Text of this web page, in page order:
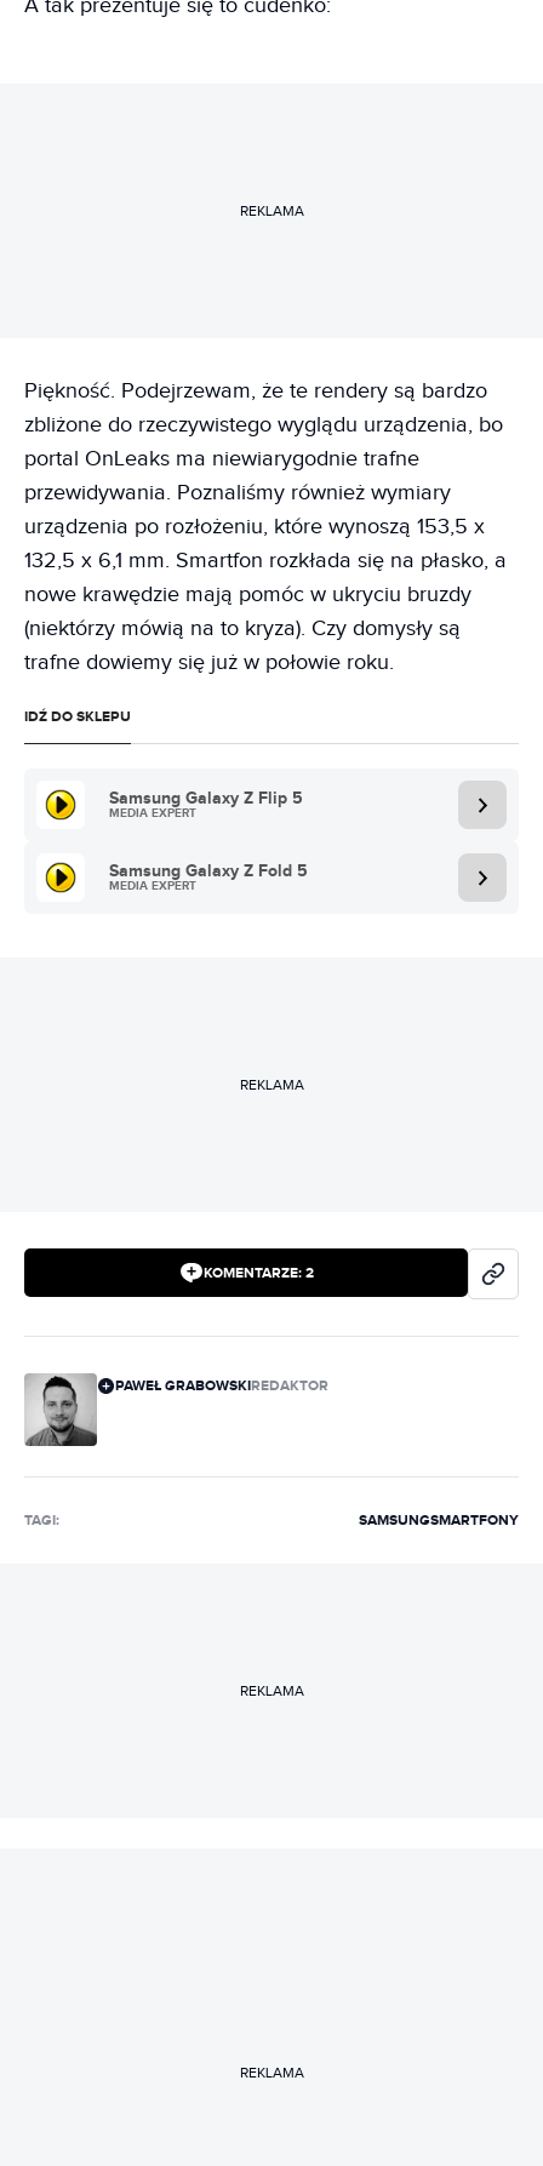
A tak prezentuje się to cudeńko:
REKLAMA
Piękność. Podejrzewam, że te rendery są bardzo
zbliżone do rzeczywistego wyglądu urządzenia, bo
portal OnLeaks ma niewiarygodnie trafne
przewidywania. Poznaliśmy również wymiary
urządzenia po rozłożeniu, które wynoszą 153,5 x
132,5 x 6,1 mm. Smartfon rozkłada się na płasko, a
nowe krawędzie mają pomóc w ukryciu bruzdy
(niektórzy mówią na to kryza). Czy domysły są
trafne dowiemy się już w połowie roku.
IDŹ DO SKLEPU
Samsung Galaxy Z Flip 5
MEDIA EXPERT
Samsung Galaxy Z Fold 5
MEDIA EXPERT
REKLAMA
KOMENTARZE: 2
PAWEŁ GRABOWSKIREDAKTOR
TAGI: SAMSUNGSMARTFONY
REKLAMA
REKLAMA